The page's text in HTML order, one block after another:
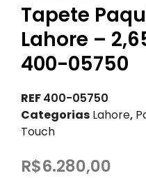
Tapete
Lahore –
400-05750
REF400-05750
Categorias Lahore,
Touch
R$6.280,00